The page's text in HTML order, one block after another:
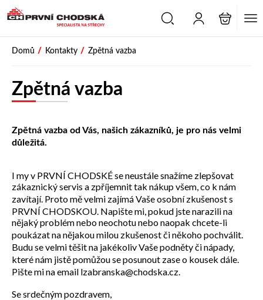
Domů / Kontakty / Zpětná vazba
Zpětná vazba
Zpětná vazba od Vás, našich zákazníků, je pro nás velmi
důležitá.
I my v PRVNÍ CHODSKÉ se neustále snažíme zlepšovat
zákaznický servis a zpříjemnit tak nákup všem, co k nám
zavítají. Proto mě velmi zajímá Vaše osobní zkušenost s
PRVNÍ CHODSKOU. Napište mi, pokud jste narazili na
nějaký problém nebo neochotu nebo naopak chcete-li
poukázat na nějakou milou zkušenost či někoho pochválit.
Budu se velmi těšit na jakékoliv Vaše podněty či nápady,
které nám jistě pomůžou se posunout zase o kousek dále.
Pište mi na email lzabranska@chodska.cz.
Se srdečným pozdravem,